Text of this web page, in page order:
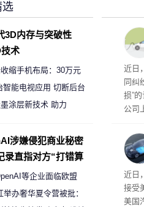
近日
同纠
损”
公司
事
给
近日
接受
美国
选
3D内存与突破性
术
缩手机布局：30万元
店 将被逐步清退
智能电视应用 切断后台
规行为
涂层新技术 助力
涉嫌侵犯商业秘密
录直指对方“打错算
等企业面临欧盟
全新执法权限审查
办奢华夏令营被批：